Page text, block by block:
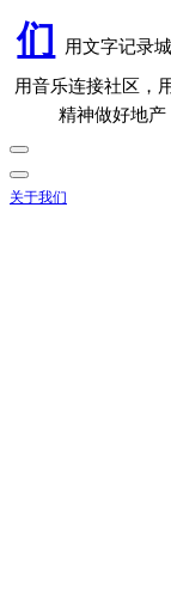
们 用文字记录
用音乐连接社区，
精神做好地产
关于我们